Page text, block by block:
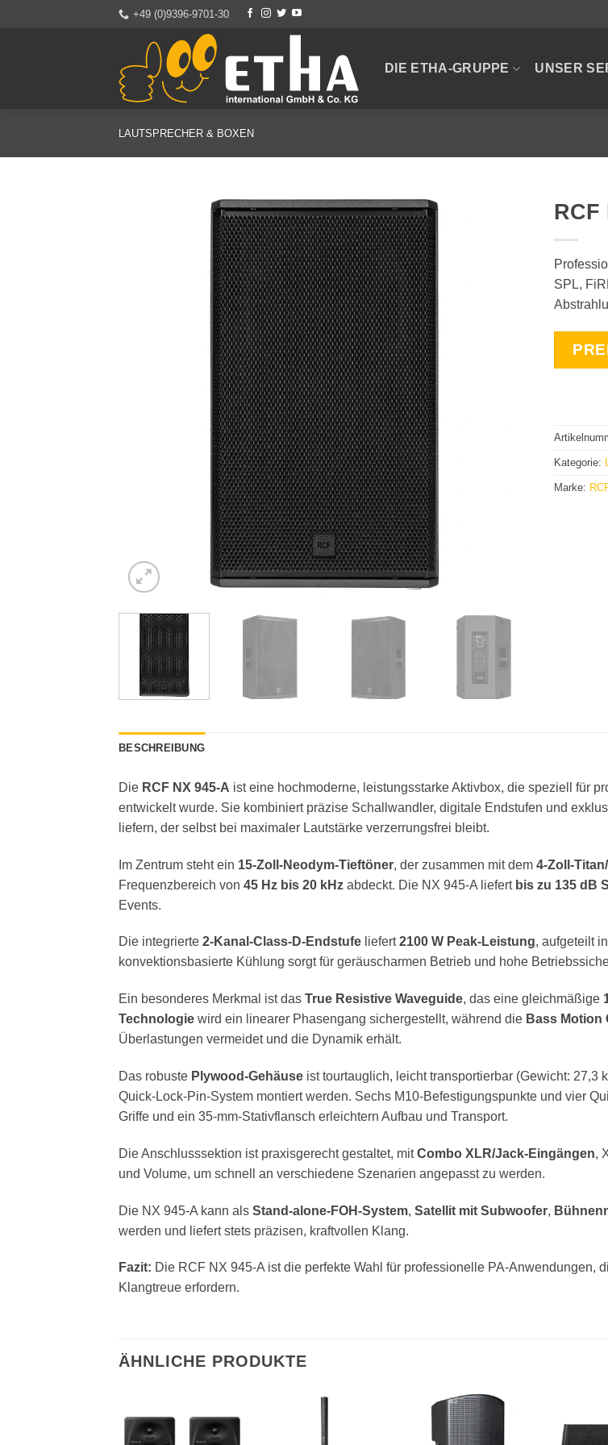
+49 (0)9396-9701-30
DIE ETHA-GRUPPE UNSER
LAUTSPRECHER & BOXEN
RCF
SPL,
Kategorie:
Marke:
BESCHREIBUNG
Die RCF NX 945-A ist eine hochmoderne, leistungsstarke Aktivbox, die speziell für
entwickelt wurde. Sie kombiniert präzise Schallwandler, digitale Endstufen und
liefern, der selbst bei maximaler Lautstärke verzerrungsfrei bleibt.
Im Zentrum steht ein 15-Zoll-Neodym-Tieftöner, der zusammen mit dem 4-Zoll-
Frequenzbereich von 45 Hz bis 20 kHz abdeckt. Die NX 945-A liefert bis zu 135 dB
Events.
Die integrierte 2-Kanal-Class-D-Endstufe liefert2100 W Peak-Leistung, aufgeteilt
konvektionsbasierte Kühlung sorgt für geräuscharmen Betrieb und hohe
Ein besonderes Merkmal ist das True Resistive Waveguide, das eine gleichmäßige
Technologie wird ein linearer Phasengang sichergestellt, während die Bass Motion
Überlastungen vermeidet und die Dynamik erhält.
Das robuste Plywood-Gehäuse ist tourtauglich, leicht transportierbar (Gewicht: 27,3
Quick-Lock-Pin-System montiert werden. Sechs M10-Befestigungspunkte und vier
Griffe und ein 35-mm-Stativflansch erleichtern Aufbau und Transport.
Die Anschlusssektion ist praxisgerecht gestaltet, mitCombo XLR/Jack-Eingängen,
und Volume, um schnell an verschiedene Szenarien angepasst zu werden.
Die NX 945-A kann als Stand-alone-FOH-System, Satellit mit Subwoofer,
werden und liefert stets präzisen, kraftvollen Klang.
Fazit: Die RCF NX 945-A ist die perfekte Wahl für professionelle PA-Anwendungen,
Klangtreue erfordern.
ÄHNLICHE PRODUKTE